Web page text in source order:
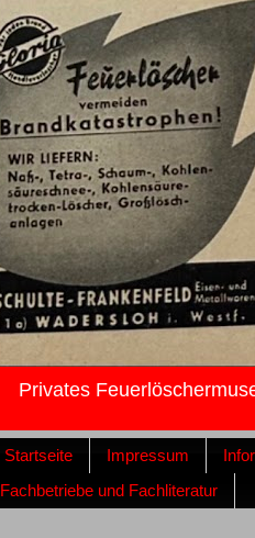
Privates
Startseite Impressum
Fachbetriebe und Fachliteratur